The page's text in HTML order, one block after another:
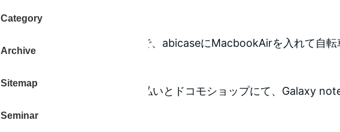
Category
Archive
Sitemap
Seminar
郵便局に行く用事ができたので、abicaseにMacbookAirを入れて自転
その後、auショップに料金支払いとドコモショップにて、Galaxy
充電がおかしい件を相談。